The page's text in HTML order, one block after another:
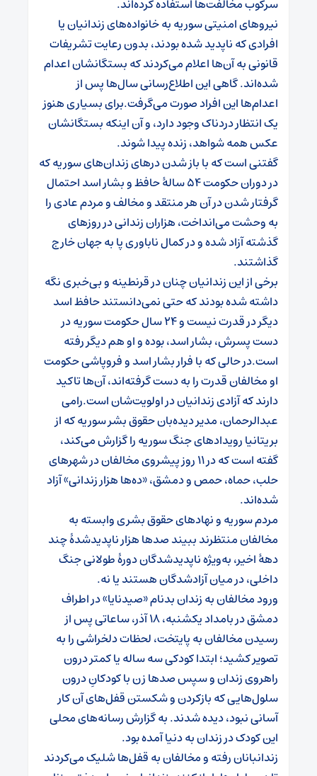
نیروهای امنیتی سوریه به خانواده‌های زندانیان یا
افرادی که ناپدید شده بودند، بدون رعایت تشریفات
قانونی به آن‌ها اعلام می‌کردند که بستگانشان اعدام
شده‌اند. گاهی این اطلاع‌رسانی سال‌ها پس از
اعدام‌ها این افراد صورت می‌گرفت.برای بسیاری هنوز
یک انتظار دردناک وجود دارد، و آن اینکه بستگانشان
عکس همه شواهد، زنده پیدا شوند.
گفتنی است كه با باز شدن درهای زندان‌های سوریه که
در دوران حکومت ۵۴ سالهٔ حافظ و بشار اسد احتمال
گرفتار شدن در آن هر منتقد و مخالف و مردم عادی را
به وحشت می‌انداخت، هزاران زندانی در روزهای
گذشته آزاد شده‌‌ و در کمال ناباوری پا به جهان خارج
گذاشتند.
برخی از این زندانیان چنان در قرنطینه و بی‌خبری نگه
داشته شده بودند که حتی نمی‌دانستند حافظ اسد
دیگر در قدرت نیست و ۲۴ سال حکومت سوریه در
دست پسرش، بشار اسد، بوده و او هم دیگر رفته
است.در حالی که با فرار بشار اسد و فروپاشی حکومت
او مخالفان قدرت را به دست گرفته‌اند، آن‌ها تاکید
دارند که آزادی زندانیان در اولویت‌شان است.رامی
عبدالرحمان، مدیر دیده‌بان حقوق بشر سوریه که از
بریتانیا رویدادهای جنگ سوریه را گزارش می‌کند،
گفته است که در ۱۱ روز پیشروی مخالفان در شهرهای
حلب، حماه، حمص و دمشق، «ده‌ها هزار زندانی» آزاد
شده‌اند.
مردم سوریه و نهادهای حقوق بشری وابسته به
مخالفان منتظرند ببیند صدها هزار ناپدیدشدهٔ چند
دههٔ اخیر، به‌ویژه ناپدیدشدگان دورهٔ طولانی جنگ
داخلی، در میان آزادشدگان هستند یا نه.
ورود مخالفان به زندان بدنام «صیدنایا» در اطراف
دمشق در بامداد یکشنبه، ۱۸ آذر، ساعاتی پس از
رسیدن مخالفان به پایتخت، لحظات دلخراشی را به
تصویر کشید؛ ابتدا کودکی سه ساله یا کمتر درون
راهروی زندان و سپس صدها زن با کودکانِ درون
سلول‌هایی که بازکردن و شکستن قفل‌های آن کار
آسانی نبود، دیده شدند. به گزارش رسانه‌های محلی
این کودک در زندان به دنیا آمده بود.
زندانبانان رفته و مخالفان به قفل‌ها شلیک می‌کردند